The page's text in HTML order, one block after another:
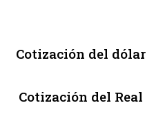
Cotización del dólar
Cotización del Real